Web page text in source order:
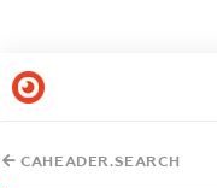
CAHEADER.SEARCH